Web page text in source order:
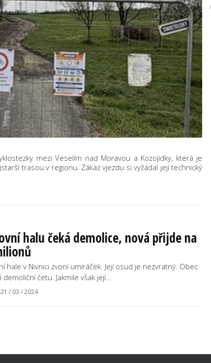
mezi Veselím nad Moravou a Kozojídky, která je
trasou v regionu. Zákaz vjezdu si vyžádal její technický
halu čeká demolice, nová přijde na
hale v Nivnici zvoní umíráček. Její osud je nezvratný. Obec
demoliční četu. Jakmile však její…
21 / 03 / 2024